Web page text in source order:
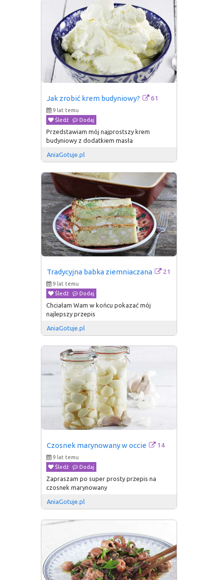
Jak zrobić krem budyniowy? 61
9 lat temu
Śledź
Dodaj
Przedstawiam mój najprostszy krem
budyniowy z dodatkiem masła
AniaGotuje.pl
Tradycyjna babka ziemniaczana 21
9 lat temu
Śledź
Dodaj
Chciałam Wam w końcu pokazać mój
najlepszy przepis
AniaGotuje.pl
Czosnek marynowany w occie 14
9 lat temu
Śledź
Dodaj
Zapraszam po super prosty przepis na
czosnek marynowany
AniaGotuje.pl